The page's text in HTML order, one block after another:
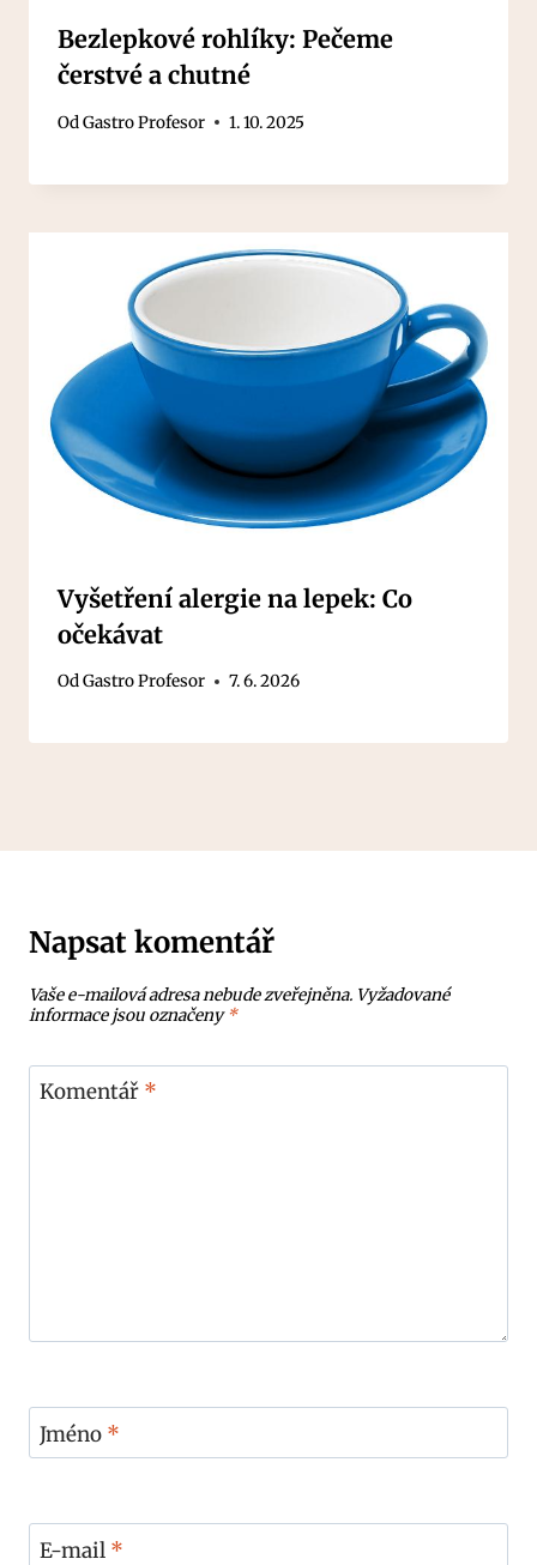
Bezlepkové rohlíky: Pečeme
čerstvé a chutné
OdGastro Profesor 1. 10. 2025
Vyšetření alergie na lepek: Co
očekávat
OdGastro Profesor 7. 6. 2026
Napsat komentář
Vaše e-mailová adresa nebude zveřejněna. Vyžadované
informace jsou označeny*
Komentář *
Jméno *
E-mail *